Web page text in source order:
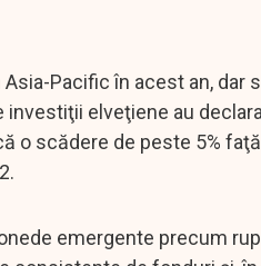
Pacific în acest an, dar
elveţiene au
o scădere de peste 5%
emergente precum